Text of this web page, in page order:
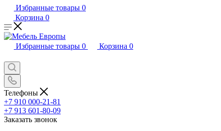
Избранные товары 0
Корзина 0
Избранные товары 0 Корзина 0
Телефоны
+7 910 000-21-81
+7 913 601-80-09
Заказать звонок